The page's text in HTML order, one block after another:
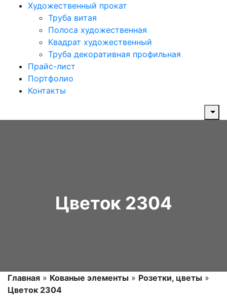
Художественный прокат
Труба витая
Полоса художественная
Квадрат художественный
Труба декоративная профильная
Прайс-лист
Портфолио
Контакты
Цветок 2304
Главная » Кованые элементы » Розетки, цветы »
Цветок 2304